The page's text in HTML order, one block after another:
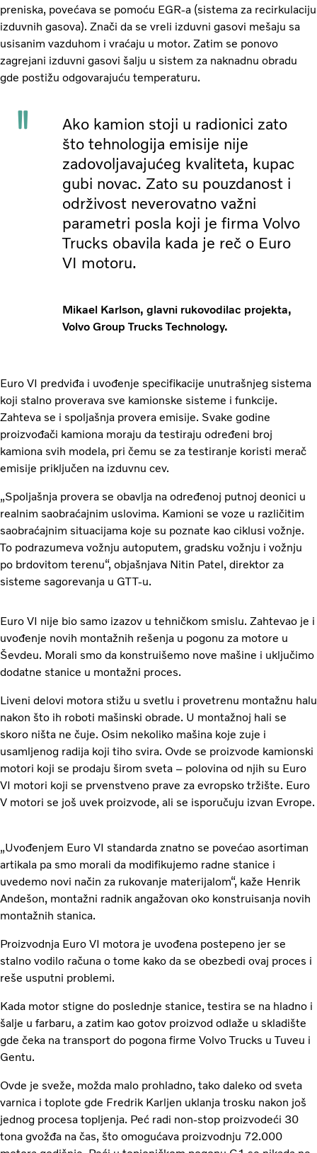
preniska, povećava se pomoću EGR-a (sistema za recirkulaciju
izduvnih gasova). Znači da se vreli izduvni gasovi mešaju sa
usisanim vazduhom i vraćaju u motor. Zatim se ponovo
zagrejani izduvni gasovi šalju u sistem za naknadnu obradu
gde postižu odgovarajuću temperaturu.
Ako kamion stoji u radionici zato
što tehnologija emisije nije
zadovoljavajućeg kvaliteta, kupac
gubi novac. Zato su pouzdanost i
održivost neverovatno važni
parametri posla koji je firma Volvo
Trucks obavila kada je reč o Euro
VI motoru.
Mikael Karlson, glavni rukovodilac projekta,
Volvo Group Trucks Technology.
Euro VI predviđa i uvođenje specifikacije unutrašnjeg sistema
koji stalno proverava sve kamionske sisteme i funkcije.
Zahteva se i spoljašnja provera emisije. Svake godine
proizvođači kamiona moraju da testiraju određeni broj
kamiona svih modela, pri čemu se za testiranje koristi merač
emisije priključen na izduvnu cev.
„Spoljašnja provera se obavlja na određenoj putnoj deonici u
realnim saobraćajnim uslovima. Kamioni se voze u različitim
saobraćajnim situacijama koje su poznate kao ciklusi vožnje.
To podrazumeva vožnju autoputem, gradsku vožnju i vožnju
po brdovitom terenu“, objašnjava Nitin Patel, direktor za
sisteme sagorevanja u GTT-u.
Euro VI nije bio samo izazov u tehničkom smislu. Zahtevao je i
uvođenje novih montažnih rešenja u pogonu za motore u
Ševdeu. Morali smo da konstruišemo nove mašine i uključimo
dodatne stanice u montažni proces.
Liveni delovi motora stižu u svetlu i provetrenu montažnu halu
nakon što ih roboti mašinski obrade. U montažnoj hali se
skoro ništa ne čuje. Osim nekoliko mašina koje zuje i
usamljenog radija koji tiho svira. Ovde se proizvode kamionski
motori koji se prodaju širom sveta – polovina od njih su Euro
VI motori koji se prvenstveno prave za evropsko tržište. Euro
V motori se još uvek proizvode, ali se isporučuju izvan Evrope.
„Uvođenjem Euro VI standarda znatno se povećao asortiman
artikala pa smo morali da modifikujemo radne stanice i
uvedemo novi način za rukovanje materijalom“, kaže Henrik
Andešon, montažni radnik angažovan oko konstruisanja novih
montažnih stanica.
Proizvodnja Euro VI motora je uvođena postepeno jer se
stalno vodilo računa o tome kako da se obezbedi ovaj proces i
reše usputni problemi.
Kada motor stigne do poslednje stanice, testira se na hladno i
šalje u farbaru, a zatim kao gotov proizvod odlaže u skladište
gde čeka na transport do pogona firme Volvo Trucks u Tuveu i
Gentu.
Ovde je sveže, možda malo prohladno, tako daleko od sveta
varnica i toplote gde Fredrik Karljen uklanja trosku nakon još
jednog procesa topljenja. Peć radi non-stop proizvodeći 30
tona gvožđa na čas, što omogućava proizvodnju 72.000